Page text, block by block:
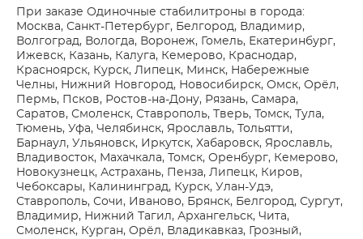
При заказе Одиночные стабилитроны в города:
Москва, Санкт-Петербург, Белгород, Владимир,
Волгоград, Вологда, Воронеж, Гомель, Екатеринбург,
Ижевск, Казань, Калуга, Кемерово, Краснодар,
Красноярск, Курск, Липецк, Минск, Набережные
Челны, Нижний Новгород, Новосибирск, Омск, Орёл,
Пермь, Псков, Ростов-на-Дону, Рязань, Самара,
Саратов, Смоленск, Ставрополь, Тверь, Томск, Тула,
Тюмень, Уфа, Челябинск, Ярославль, Тольятти,
Барнаул, Ульяновск, Иркутск, Хабаровск, Ярославль,
Владивосток, Махачкала, Томск, Оренбург, Кемерово,
Новокузнецк, Астрахань, Пенза, Липецк, Киров,
Чебоксары, Калининград, Курск, Улан-Удэ,
Ставрополь, Сочи, Иваново, Брянск, Белгород, Сургут,
Владимир, Нижний Тагил, Архангельск, Чита,
Смоленск, Курган, Орёл, Владикавказ, Грозный,